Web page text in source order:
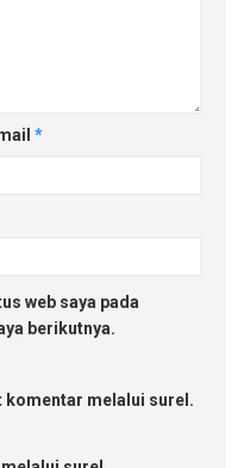
*
web saya pada
berikutnya.
komentar melalui surel.